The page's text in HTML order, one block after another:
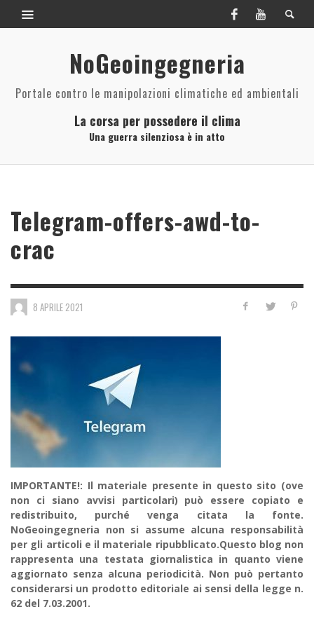
NoGeoingegneria
Portale contro le manipolazioni climatiche ed ambientali
La corsa per possedere il clima
Una guerra silenziosa è in atto
Telegram-offers-awd-to-
crac
8 APRILE 2021
IMPORTANTE!: Il materiale presente in questo sito (ove
non ci siano avvisi particolari) può essere copiato e
redistribuito, purché venga citata la fonte.
NoGeoingegneria non si assume alcuna responsabilità
per gli articoli e il materiale ripubblicato.Questo blog non
rappresenta una testata giornalistica in quanto viene
aggiornato senza alcuna periodicità. Non può pertanto
considerarsi un prodotto editoriale ai sensi della legge n.
62 del 7.03.2001.